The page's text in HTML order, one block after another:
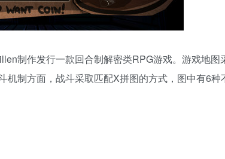
制作发行一款回合制解密类RPG游戏。游戏地图
制方面，战斗采取匹配X拼图的方式，图中有6